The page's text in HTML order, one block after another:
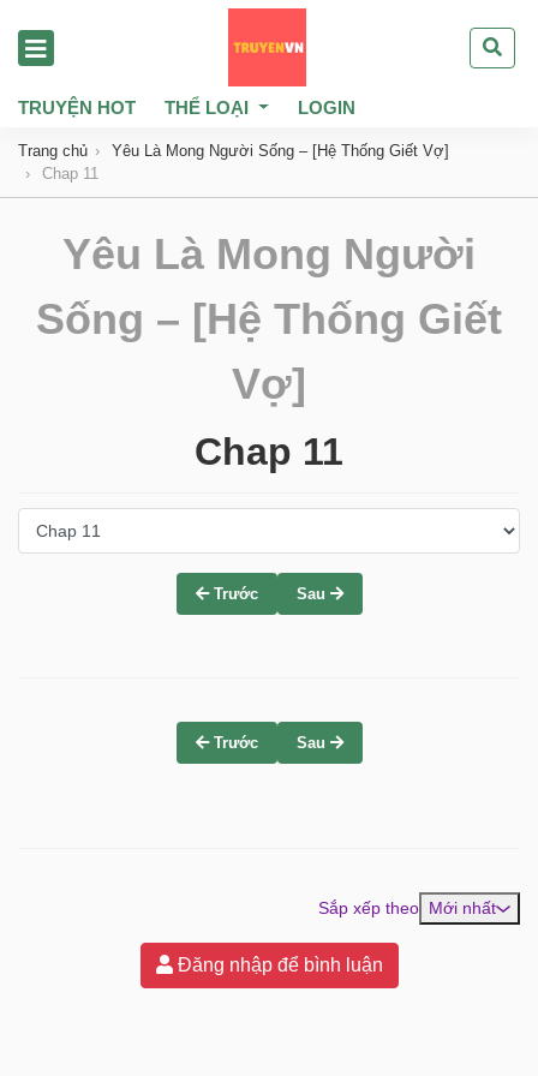
TRUYỆN HOT THỂ LOẠI LOGIN
Trang chủ
Yêu Là Mong Người Sống – [Hệ Thống Giết Vợ]
Chap 11
Yêu Là Mong Người
Sống – [Hệ Thống Giết
Vợ]
Chap 11
Trước Sau
Trước Sau
Sắp xếp theo Mới nhất
Đăng nhập để bình luận